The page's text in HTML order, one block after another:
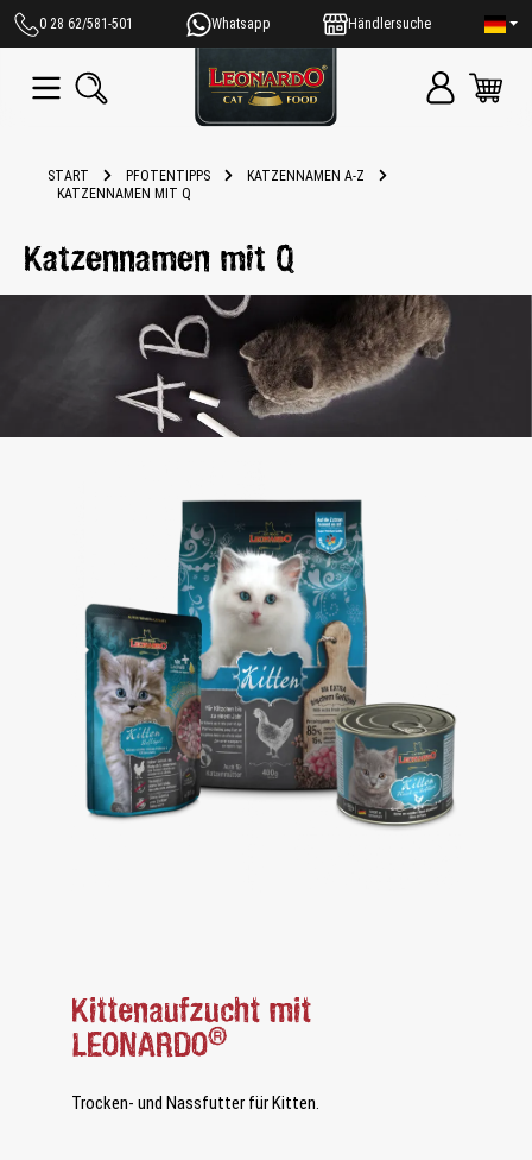
springen
0 28 62/581-501 Whatsapp Händlersuche
START PFOTENTIPPS
KATZENNAMEN A-Z
KATZENNAMEN MIT Q
Katzennamen mit Q
Kittenaufzucht mit
LEONARDO®
Trocken- und Nassfutter für Kitten.